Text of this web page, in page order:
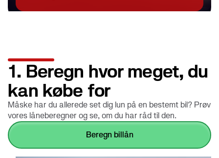
1. Beregn hvor meget, du
kan købe for
Måske har du allerede set dig lun på en bestemt bil? Prøv
vores låneberegner og se, om du har råd til den.
beregn billån